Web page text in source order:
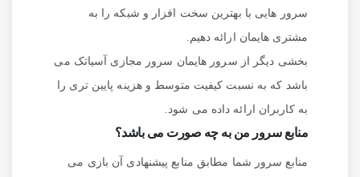
سرور هایی با بهترین سخت افزار و شبکه را به
مشتری هایمان ارائه دهیم.
بخشی دیگر از سرور هایمان سرور مجازی آسیاتک می
باشد که به نسبت کیفیت متوسط و هزینه پایین تری را
به کاربران ارائه داده می شود.
منابع سرور من به چه صورت می باشد؟
منابع سرور شما مطابق منابع پیشنهادی آن بازی می